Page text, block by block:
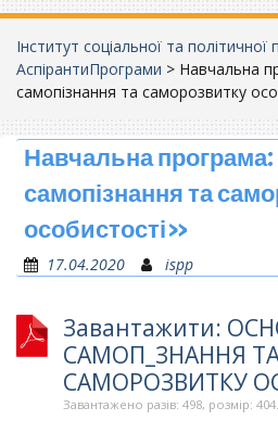
Інститут соціальної та політичної
АспірантиПрограми > Навчальна
самопізнання та саморозвитку
Навчальна
самопізнання та
особистості»
17.04.2020 ispp
Завантажити:
САМОП_ЗНАННЯ
САМОРОЗВИТКУ
Завантажено разів: 498, розмір: